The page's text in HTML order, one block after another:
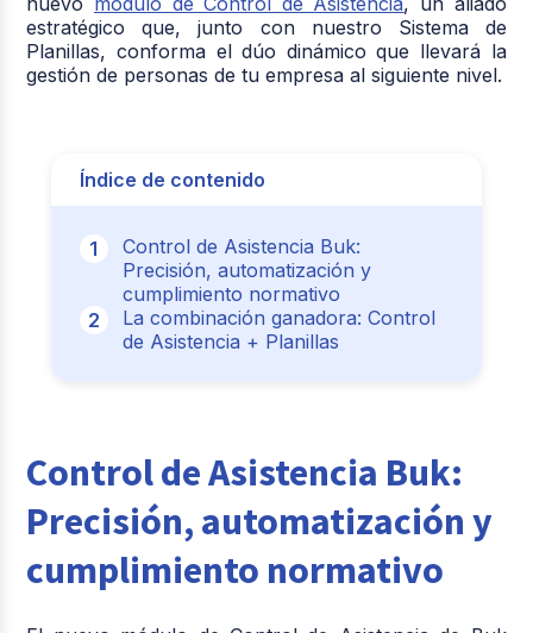
estratégico que, junto con nuestro Sistema de
Planillas, conforma el dúo dinámico que llevará la
gestión de personas de tu empresa al siguiente nivel.
Índice de contenido
Control de Asistencia Buk:
Precisión, automatización y
cumplimiento normativo
La combinación ganadora: Control
de Asistencia + Planillas
Control de Asistencia Buk:
Precisión, automatización y
cumplimiento normativo